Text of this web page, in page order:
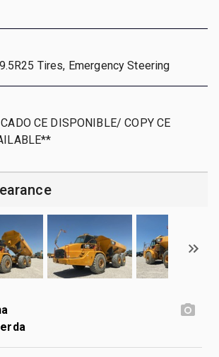
Tires, Emergency Steering
CE DISPONIBLE/ COPY CE